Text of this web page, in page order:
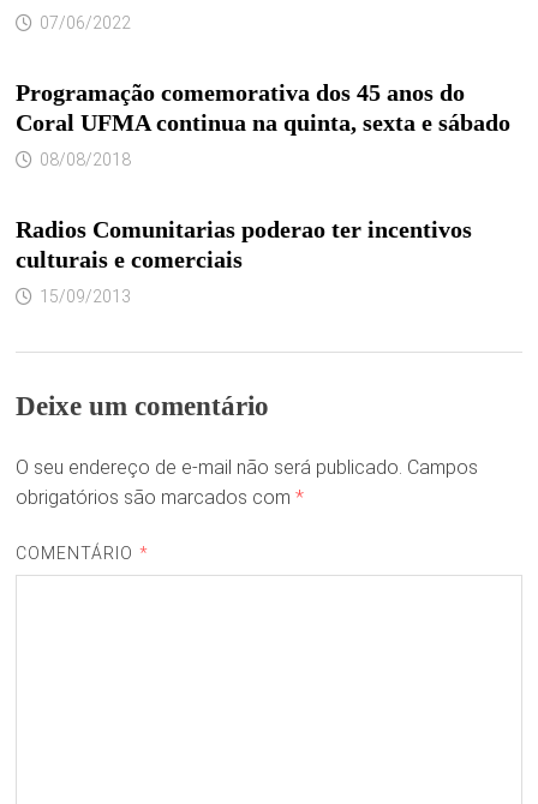
07/06/2022
Programação comemorativa dos 45 anos do
Coral UFMA continua na quinta, sexta e sábado
08/08/2018
Radios Comunitarias poderao ter incentivos
culturais e comerciais
15/09/2013
Deixe um comentário
O seu endereço de e-mail não será publicado. Campos
obrigatórios são marcados com *
COMENTÁRIO *